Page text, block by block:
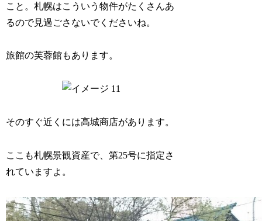
こと。札幌はこういう物件がたくさんあ
るので見過ごさないでくださいね。
旅館の芙蓉館もあります。
そのすぐ近くには高城商店があります。
ここも札幌景観資産で、第25号に指定さ
れていますよ。